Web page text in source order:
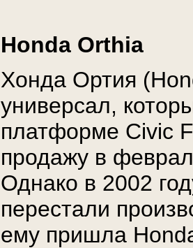
Honda Orthia
Хонда Ортия
универсал,
платформе Civic
продажу в
Однако в 2002
перестали
ему пришла